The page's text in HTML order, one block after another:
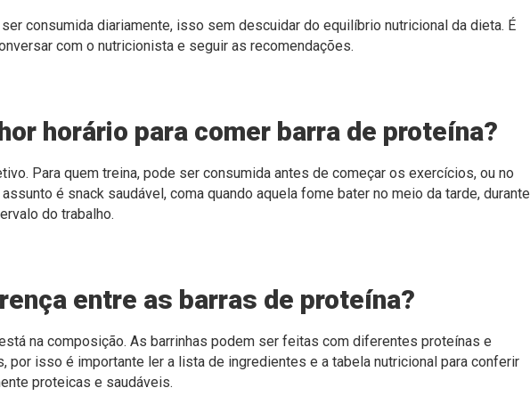
consumida diariamente, isso sem descuidar do equilíbrio nutricional da dieta. É
com o nutricionista e seguir as recomendações.
horário para comer barra de proteína?
Para quem treina, pode ser consumida antes de começar os exercícios, ou no
assunto é snack saudável, coma quando aquela fome bater no meio da tarde, durante
do trabalho.
entre as barras de proteína?
na composição. As barrinhas podem ser feitas com diferentes proteínas e
por isso é importante ler a lista de ingredientes e a tabela nutricional para conferir
proteicas e saudáveis.